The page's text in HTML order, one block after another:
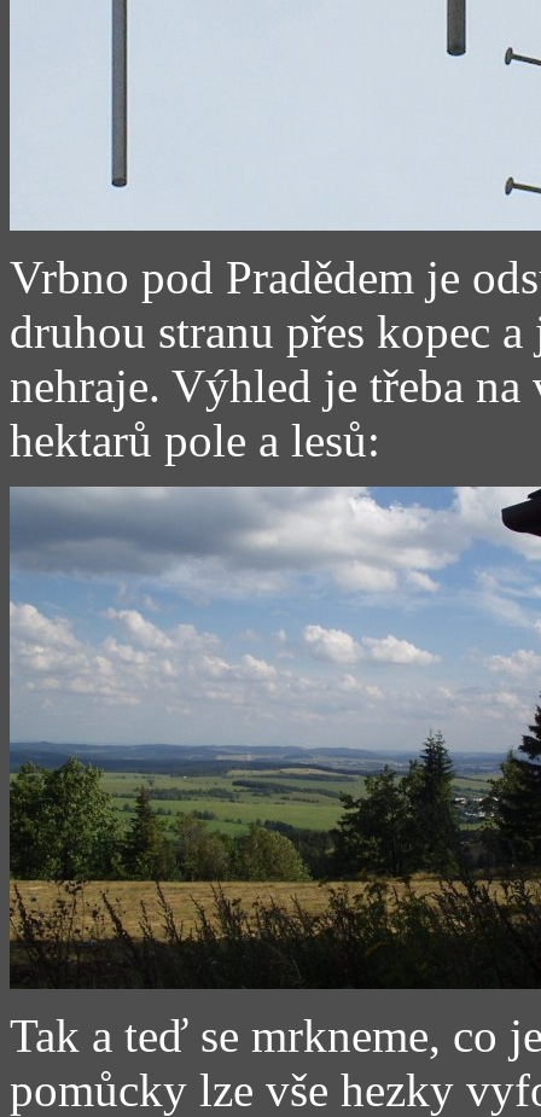
Vrbno pod Pradědem je
druhou stranu přes kopec
nehraje. Výhled je třeba
hektarů pole a lesů:
Tak a teď se mrkneme, co
pomůcky lze vše hezky